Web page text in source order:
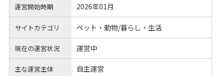
運営開始時期 2026年01月
サイトカテゴリ ペット・動物/暮らし・生活
現在の運営状況 運営中
主な運営主体 自主運営